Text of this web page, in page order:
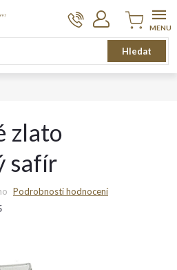
Hledat
Nákupní
košík
zlato
safír
Podrobnosti hodnocení